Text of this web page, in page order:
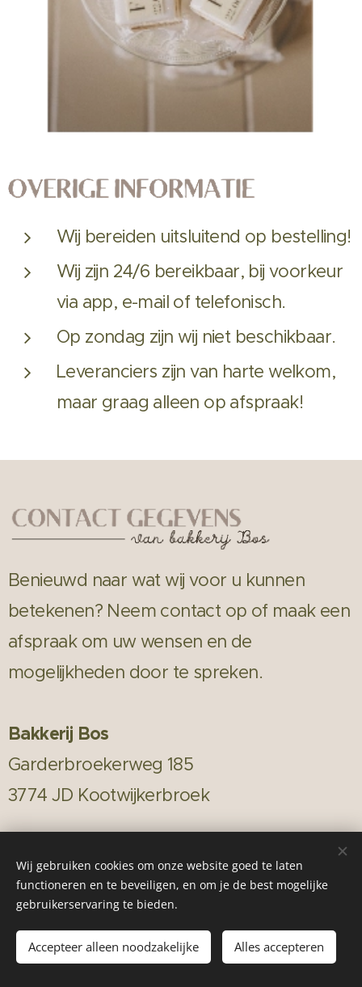
Wij bereiden uitsluitend op bestelling!
Wij zijn 24/6 bereikbaar, bij voorkeur
via app, e-mail of telefonisch.
Op zondag zijn wij niet beschikbaar.
Leveranciers zijn van harte welkom,
maar graag alleen op afspraak!
Benieuwd naar wat wij voor u kunnen
betekenen? Neem contact op of maak een
afspraak om uw wensen en de
mogelijkheden door te spreken.
Bakkerij Bos
Garderbroekerweg 185
3774 JD Kootwijkerbroek
Ebanketmariet@gmail.com
Einfo@bakkerijbos.nl
Wij gebruiken cookies om onze website goed te laten
functioneren en te beveiligen, en om je de best mogelijke
gebruikerservaring te bieden.
Accepteer alleen noodzakelijke Alles accepteren